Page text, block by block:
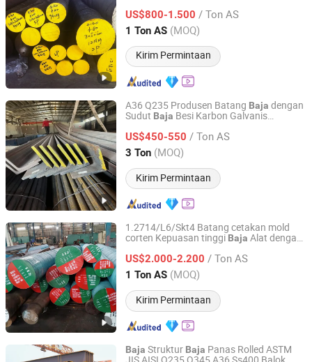
US$800-1.500 / Ton AS
1 Ton AS (MOQ)
Kirim Permintaan
Zhejiang, China Harga mulai 2021
A36 Q235 Produsen Batang Baja dengan
Sudut Baja Besi Karbon Galvanis
US$450-550 / Ton AS
3 Ton (MOQ)
Kirim Permintaan
Wuxi Aojiewei Metal Materials Co., Ltd.
Jiangsu, China Harga mulai 2024
1.2714/L6/Skt4 Batang cetakan mold
corten Kepuasan tinggi Baja Alat dengan
US$2.000-2.200 / Ton AS
1 Ton AS (MOQ)
Kirim Permintaan
Ningbo Ningshing Precision Machinery Group Co., Ltd.
Zhejiang, China Harga mulai 2021
Baja Struktur Baja Panas Rolled ASTM